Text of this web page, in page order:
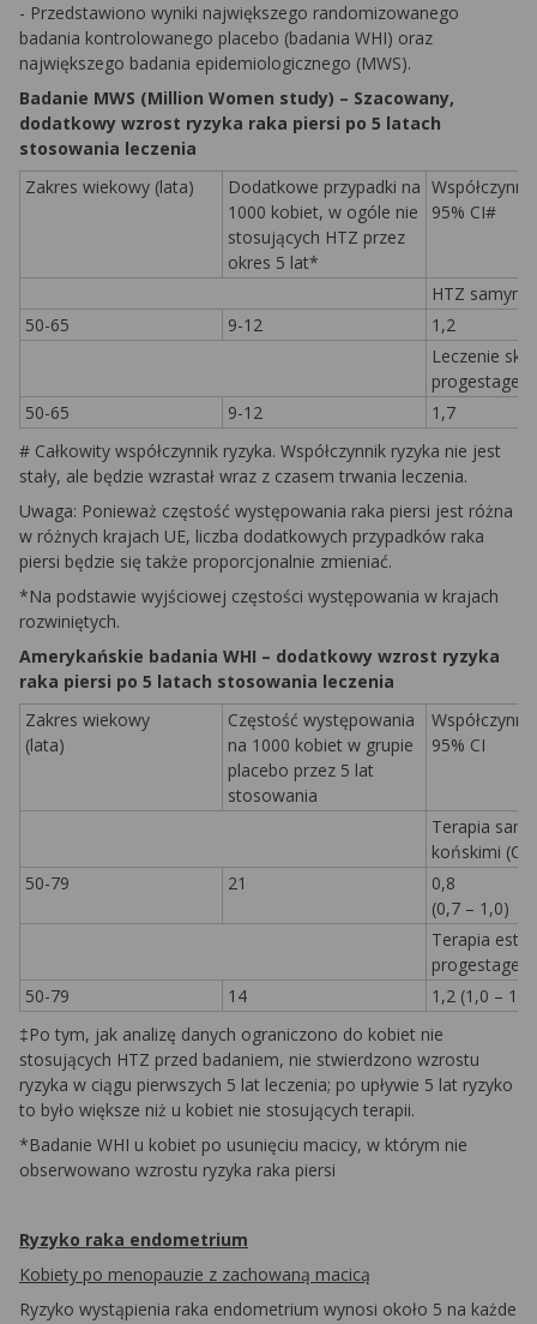
- Przedstawiono wyniki największego randomizowanego
badania kontrolowanego placebo (badania WHI) oraz
największego badania epidemiologicznego (MWS).
Badanie MWS (Million Women study) – Szacowany,
dodatkowy wzrost ryzyka raka piersi po 5 latach
stosowania leczenia
Zakres wiekowy (lata)
Dodatkowe przypadki na
1000 kobiet, w ogóle nie
stosujących HTZ przez
okres 5 lat*
95% CI#
HTZ
50-65
9-12
1,2
Leczenie
50-65
9-12
1,7
# Całkowity współczynnik ryzyka. Współczynnik ryzyka nie jest
stały, ale będzie wzrastał wraz z czasem trwania leczenia.
Uwaga: Ponieważ częstość występowania raka piersi jest różna
w różnych krajach UE, liczba dodatkowych przypadków raka
piersi będzie się także proporcjonalnie zmieniać.
*Na podstawie wyjściowej częstości występowania w krajach
rozwiniętych.
Amerykańskie badania WHI – dodatkowy wzrost ryzyka
raka piersi po 5 latach stosowania leczenia
Zakres wiekowy
(lata)
Częstość występowania
na 1000 kobiet w grupie
placebo przez 5 lat
stosowania
95% CI
Terapia
końskimi
50-79
21
0,8
(0,7 – 1,0)
Terapia
50-79
14
1,2 (1,0 – 1,5)
‡Po tym, jak analizę danych ograniczono do kobiet nie
stosujących HTZ przed badaniem, nie stwierdzono wzrostu
ryzyka w ciągu pierwszych 5 lat leczenia; po upływie 5 lat ryzyko
to było większe niż u kobiet nie stosujących terapii.
*Badanie WHI u kobiet po usunięciu macicy, w którym nie
obserwowano wzrostu ryzyka raka piersi
Ryzyko raka endometrium
Kobiety po menopauzie z zachowaną macicą
Ryzyko wystąpienia raka endometrium wynosi około 5 na każde